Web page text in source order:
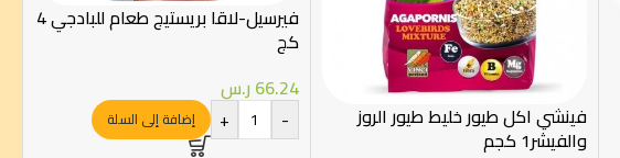
فينشي اكل طيور خليط طيور الروز
والفيشر1 كجم
فيرسيل-لاقا بريستيج طعام للبادجي 4
كج
66.24ر.س
-
+ إضافة إلى السلة